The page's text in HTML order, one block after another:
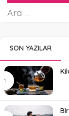
SON YAZILAR